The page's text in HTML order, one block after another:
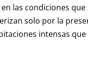
las condiciones
solo por la
intensas